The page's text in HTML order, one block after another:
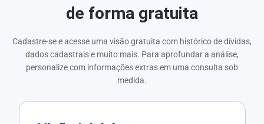
de forma gratuita
Cadastre-se e acesse uma visão gratuita com histórico de dívidas,
dados cadastrais e muito mais. Para aprofundar a análise,
personalize com informações extras em uma consulta sob
medida.